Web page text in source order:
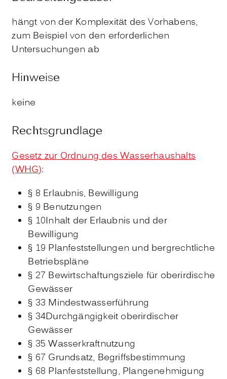
hängt von der Komplexität des Vorhabens,
zum Beispiel von den erforderlichen
Untersuchungen ab
Hinweise
keine
Rechtsgrundlage
Gesetz zur Ordnung des Wasserhaushalts
(WHG):
§ 8 Erlaubnis, Bewilligung
§ 9 Benutzungen
§ 10Inhalt der Erlaubnis und der
Bewilligung
§ 19 Planfeststellungen und bergrechtliche
Betriebspläne
§ 27 Bewirtschaftungsziele für oberirdische
Gewässer
§ 33 Mindestwasserführung
§ 34Durchgängigkeit oberirdischer
Gewässer
§ 35 Wasserkraftnutzung
§ 67 Grundsatz, Begriffsbestimmung
§ 68 Planfeststellung, Plangenehmigung